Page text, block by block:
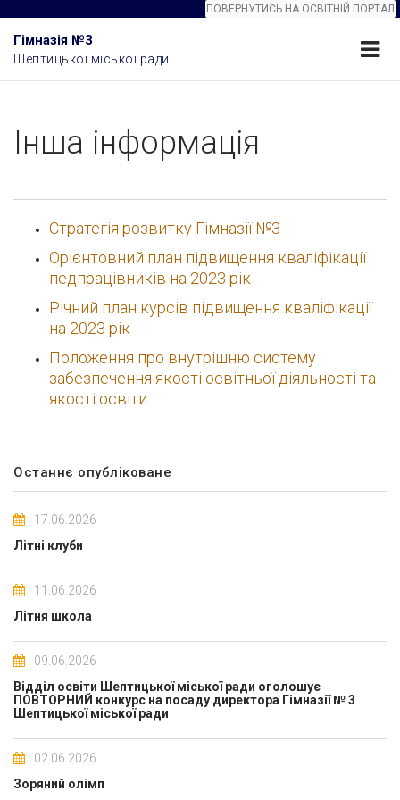
ПОВЕРНУТИСЬ НА ОСВІТНІЙ ПОРТАЛ
Гімназія №3
Шептицької міської ради
Інша інформація
Стратегія розвитку Гімназії №3
Орієнтовний план підвищення кваліфікації
педпрацівників на 2023 рік
Річний план курсів підвищення кваліфікації
на 2023 рік
Положення про внутрішню систему
забезпечення якості освітньої діяльності та
якості освіти
Останнє опубліковане
17.06.2026
Літні клуби
11.06.2026
Літня школа
09.06.2026
Відділ освіти Шептицької міської ради оголошує
ПОВТОРНИЙ конкурс на посаду директора Гімназії № 3
Шептицької міської ради
02.06.2026
Зоряний олімп